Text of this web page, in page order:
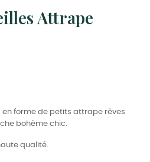
Attrape
en forme de petits attrape rêves
bohème chic.
qualité.